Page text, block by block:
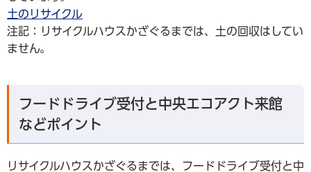
土のリサイクル
注記：リサイクルハウスかざぐるまでは、土の回収はしてい
ません。
フードドライブ受付と中央エコアクト来館
などポイント
リサイクルハウスかざぐるまでは、フードドライブ受付と中